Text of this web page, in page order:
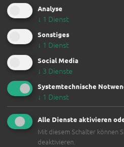
BLOG
ENGLISH
EXHIBITOR
VISITOR
KLIMASCHUTZ-LANDESRAT
BLOG
Analyse
↓ 1 Dienst
Sonstiges
↓ 1 Dienst
Social Media
↓ 3 Dienste
Systemtechnische
↓ 1 Dienst
Alle Dienste aktivieren
Mit diesem Schalter können
deaktivieren.